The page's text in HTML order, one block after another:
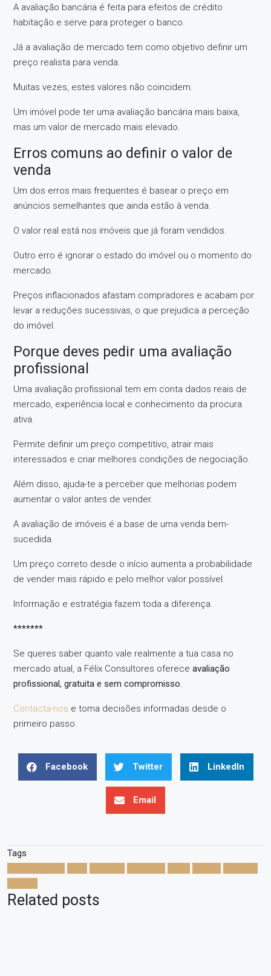
A avaliação bancária é feita para efeitos de crédito
habitação e serve para proteger o banco.
Já a avaliação de mercado tem como objetivo definir um
preço realista para venda.
Muitas vezes, estes valores não coincidem.
Um imóvel pode ter uma avaliação bancária mais baixa,
mas um valor de mercado mais elevado.
Erros comuns ao definir o valor de
venda
Um dos erros mais frequentes é basear o preço em
anúncios semelhantes que ainda estão à venda.
O valor real está nos imóveis que já foram vendidos.
Outro erro é ignorar o estado do imóvel ou o momento do
mercado.
Preços inflacionados afastam compradores e acabam por
levar a reduções sucessivas, o que prejudica a perceção
do imóvel.
Porque deves pedir uma avaliação
profissional
Uma avaliação profissional tem em conta dados reais de
mercado, experiência local e conhecimento da procura
ativa.
Permite definir um preço competitivo, atrair mais
interessados e criar melhores condições de negociação.
Além disso, ajuda-te a perceber que melhorias podem
aumentar o valor antes de vender.
A avaliação de imóveis é a base de uma venda bem-
sucedida.
Um preço correto desde o início aumenta a probabilidade
de vender mais rápido e pelo melhor valor possível.
Informação e estratégia fazem toda a diferença.
*******
Se queres saber quanto vale realmente a tua casa no
mercado atual, a Félix Consultores oferece avaliação
profissional, gratuita e sem compromisso.
Contacta-nos e toma decisões informadas desde o
primeiro passo.
Facebook Twitter LinkedIn
Email
Tags
Related posts